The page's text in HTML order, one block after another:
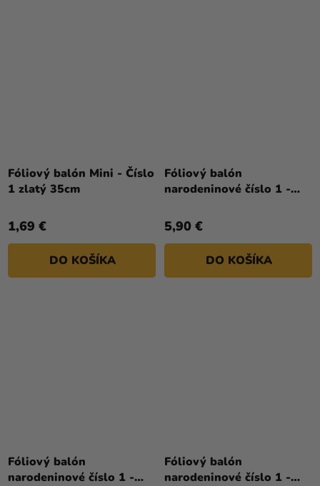
Fóliový balón Mini - Číslo
1 zlatý 35cm
1,69 €
DO KOŠÍKA
Fóliový balón
narodeninové číslo 1 -
5,90 €
DO KOŠÍKA
Fóliový balón
narodeninové číslo 1 -
Fóliový balón
narodeninové číslo 1 -